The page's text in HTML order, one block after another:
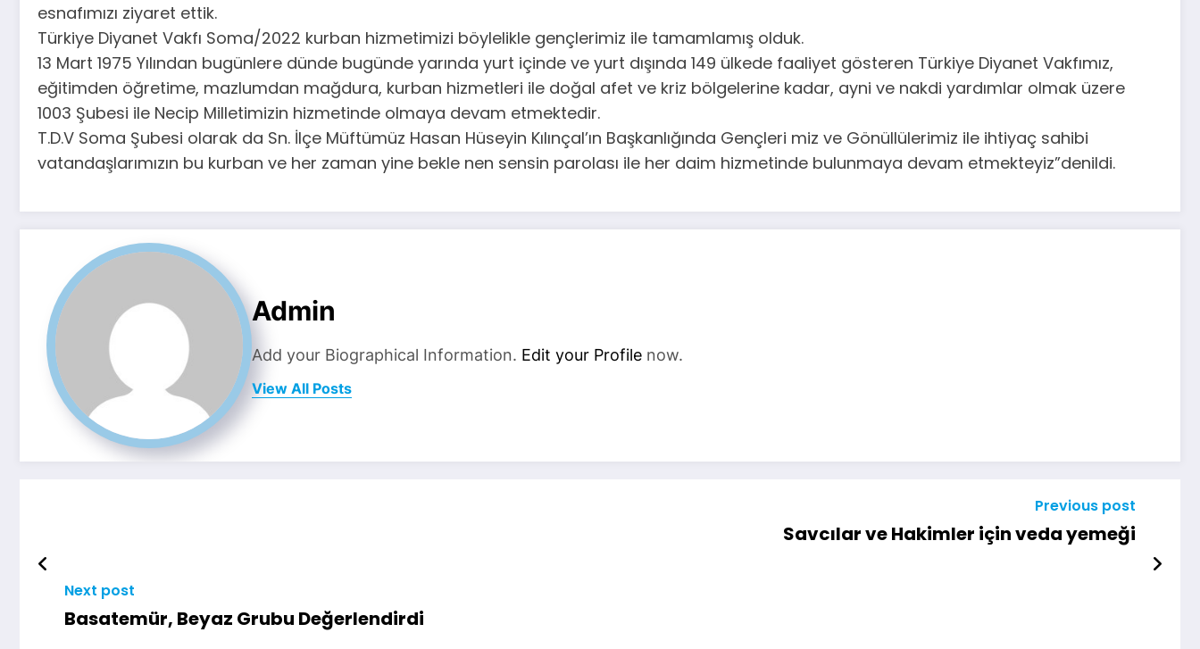
esnafımızı ziyaret ettik.
Türkiye Diyanet Vakfı Soma/2022 kurban hizmetimizi böylelikle gençlerimiz ile tamamlamış olduk.
13 Mart 1975 Yılından bugünlere dünde bugünde yarında yurt içinde ve yurt dışında 149 ülkede faaliyet gösteren Türkiye Diyanet Vakfımız,
eğitimden öğretime, mazlumdan mağdura, kurban hizmetleri ile doğal afet ve kriz bölgelerine kadar, ayni ve nakdi yardımlar olmak üzere
1003 Şubesi ile Necip Milletimizin hizmetinde olmaya devam etmektedir.
T.D.V Soma Şubesi olarak da Sn. İlçe Müftümüz Hasan Hüseyin Kılınçal’ın Başkanlığında Gençleri miz ve Gönüllülerimiz ile ihtiyaç sahibi
vatandaşlarımızın bu kurban ve her zaman yine bekle nen sensin parolası ile her daim hizmetinde bulunmaya devam etmekteyiz”denildi.
Admin
Add your Biographical Information. Edit your Profile now.
View All Posts
Previous post
Savcılar ve Hakimler için veda yemeği
Next post
Basatemür, Beyaz Grubu Değerlendirdi